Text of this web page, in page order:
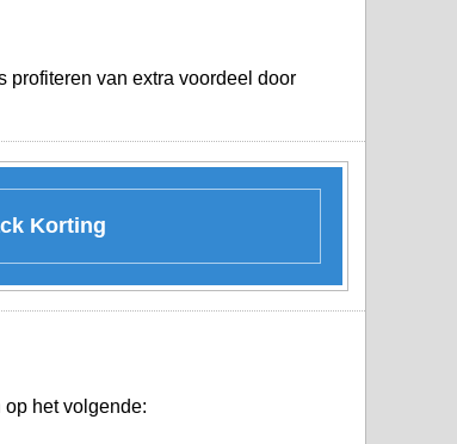
profiteren van extra voordeel door
Korting
het volgende: